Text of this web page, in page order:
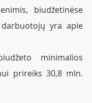
biudžetinėse
yra apie
minimalios
prireiks 30,8 mln.